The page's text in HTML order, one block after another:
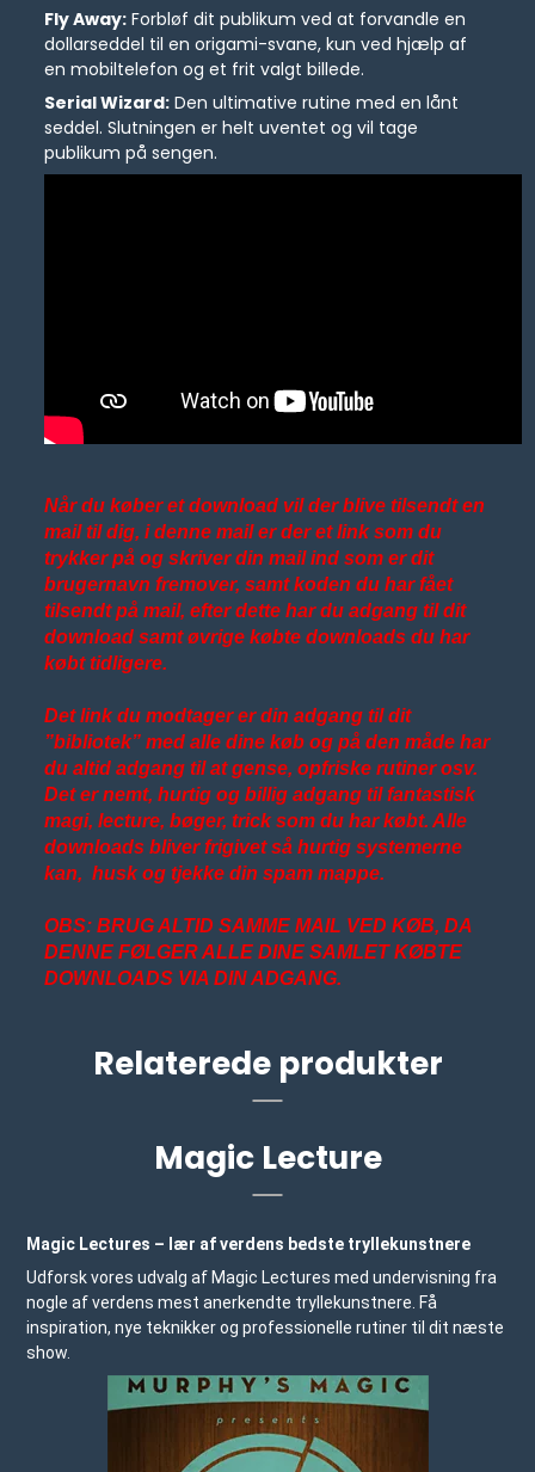
Fly Away: Forbløf dit publikum ved at forvandle en
dollarseddel til en origami-svane, kun ved hjælp af
en mobiltelefon og et frit valgt billede.
Serial Wizard: Den ultimative rutine med en lånt
seddel. Slutningen er helt uventet og vil tage
publikum på sengen.
Når du køber et download vil der blive tilsendt en
mail til dig, i denne mail er der et link som du
trykker på og skriver din mail ind som er dit
brugernavn fremover, samt koden du har fået
tilsendt på mail, efter dette har du adgang til dit
download samt øvrige købte downloads du har
købt tidligere.
Det link du modtager er din adgang til dit
”bibliotek” med alle dine køb og på den måde har
du altid adgang til at gense, opfriske rutiner osv.
Det er nemt, hurtig og billig adgang til fantastisk
magi, lecture, bøger, trick som du har købt. Alle
downloads bliver frigivet så hurtig systemerne
kan, husk og tjekke din spam mappe.
OBS: BRUG ALTID SAMME MAIL VED KØB, DA
DENNE FØLGER ALLE DINE SAMLET KØBTE
DOWNLOADS VIA DIN ADGANG.
Relaterede produkter
Magic Lecture
Magic Lectures – lær af verdens bedste tryllekunstnere
Udforsk vores udvalg af Magic Lectures med undervisning fra
nogle af verdens mest anerkendte tryllekunstnere. Få
inspiration, nye teknikker og professionelle rutiner til dit næste
show.